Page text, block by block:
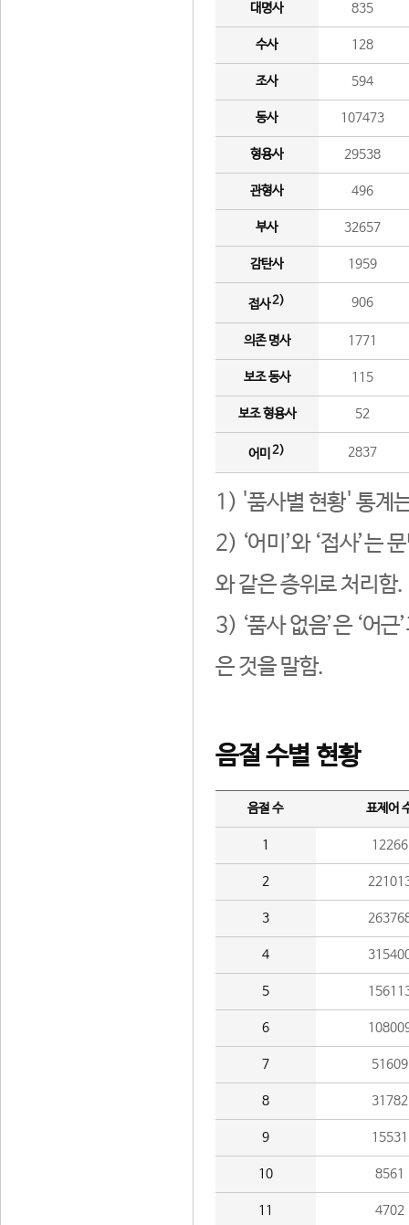
대명사 835
수사 128
조사 594
동사 107473
형용사 29538
관형사 496
부사 32657
감탄사 1959
접사2) 906
의존 명사 1771
보조 동사 115
보조 형용사 52
어미 2) 2837
1) '품사별 현황' 통계
2) ‘어미’와 ‘접사’는
와 같은 층위로 처리함.
3) ‘품사 없음’은 ‘어
은 것을 말함.
음절 수별 현황
음절 수 표제어
1 12266
2
3
4
5
6
7 51609
8 31782
9 15531
10 8561
11 4702